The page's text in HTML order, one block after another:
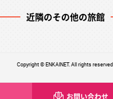
お問い合わせ
近隣のその他の旅館
Copyright © ENKAINET. All rights reserved.